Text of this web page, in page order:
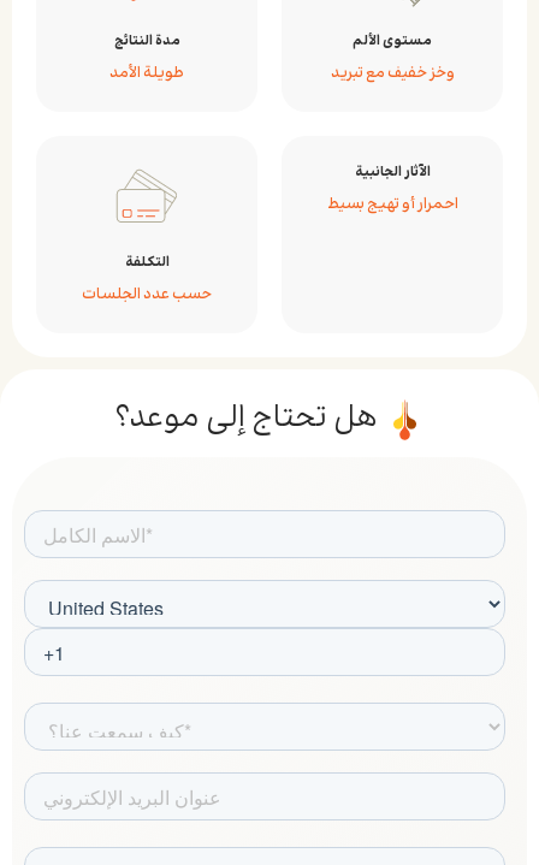
مستوى الألم
وخز خفيف مع تبريد
مدة النتائج
طويلة الأمد
الآثار الجانبية
احمرار أو تهيج بسيط
التكلفة
حسب عدد الجلسات
هل تحتاج إلى موعد؟